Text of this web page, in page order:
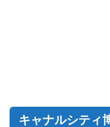
キャナルシティ